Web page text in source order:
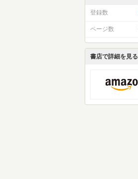
登録数
ページ数
書店で詳細を見る